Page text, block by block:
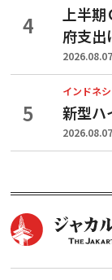
上半
府支出
2026.08.07
インドネ
新型ハ
2026.08.07